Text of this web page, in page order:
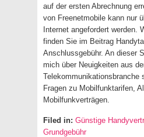
auf der ersten Abrechnung
von Freenetmobile kann nur
Internet angefordert werden.
finden Sie im Beitrag
Anschlussgebühr. An dieser
mich über Neuigkeiten aus
Telekommunikationsbranche
Fragen zu Mobilfunktarifen,
Mobilfunkverträgen.
Filed in: Günstige
Grundgebühr